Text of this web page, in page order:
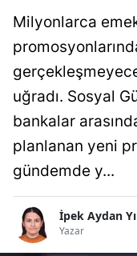
Milyonlarca
uğradı. Sosyal
bankalar
planlanan yeni
gündemde y...
İpek Aydan
Yazar